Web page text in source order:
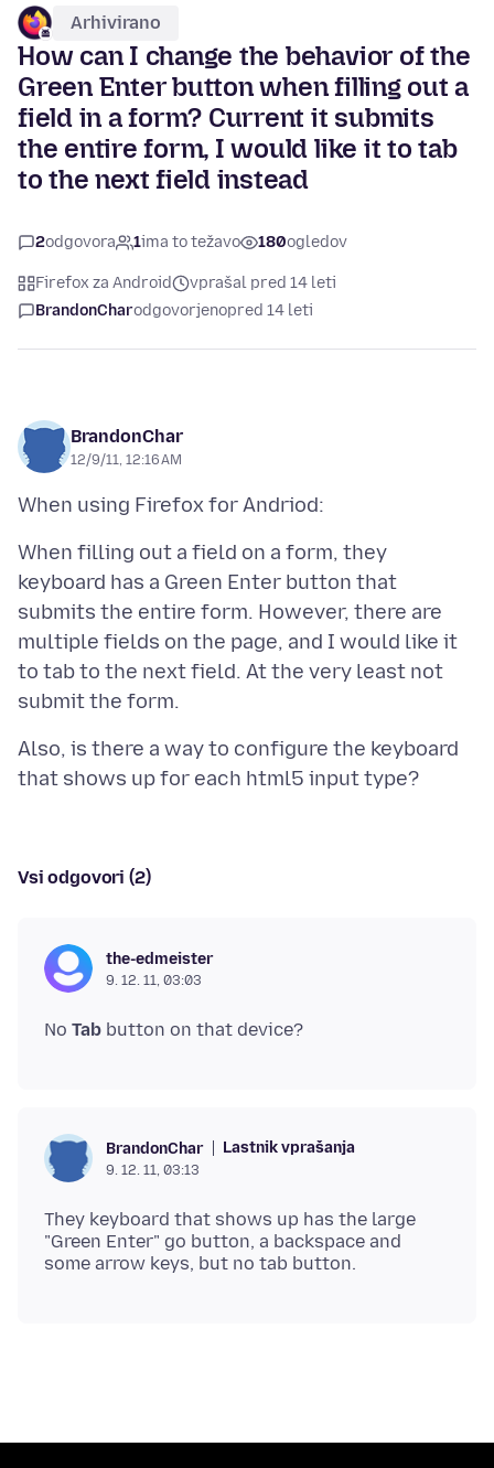
Arhivirano
How can I change the behavior of the
Green Enter button when filling out a
field in a form? Current it submits
the entire form, I would like it to tab
to the next field instead
2odgovora 1ima to težavo 180ogledov
Firefox za Android
vprašal pred 14 leti
BrandonCharodgovorjenopred 14 leti
BrandonChar
12/9/11, 12:16 AM
When filling out a field on a form, they
keyboard has a Green Enter button that
submits the entire form. However, there are
multiple fields on the page, and I would like it
to tab to the next field. At the very least not
Also, is there a way to configure the keyboard
Vsi odgovori (2)
the-edmeister
9. 12. 11, 03:03
No Tab
BrandonChar Lastnik vprašanja
9. 12. 11, 03:13
They keyboard that shows up has the large
"Green Enter" go button, a backspace and